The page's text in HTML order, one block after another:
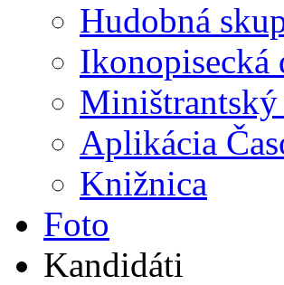
Hudobná
Ikonopisecká
Miništrantský
Aplikácia
Knižnica
Foto
Kandidáti